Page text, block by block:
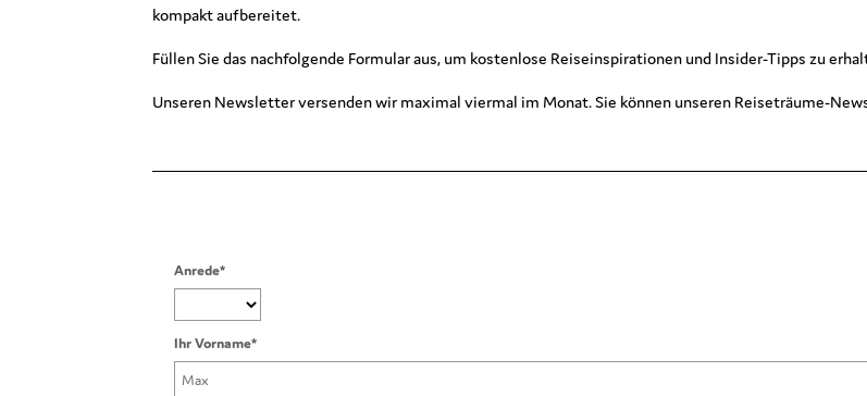
kompakt aufbereitet.
Füllen Sie das nachfolgende Formular aus, um kostenlose Reiseinspirationen und Insider-Tipps zu
Unseren Newsletter versenden wir maximal viermal im Monat. Sie können unseren Reiseträume-
Anrede*
Ihr Vorname*